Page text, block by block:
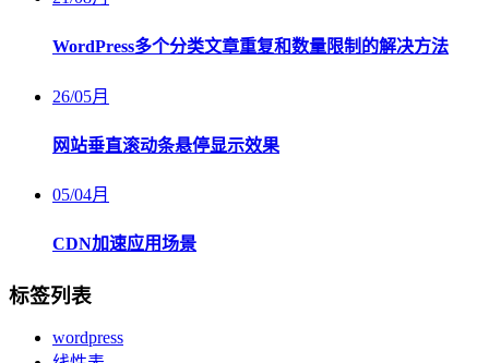
WordPress多个分类文章重复和数量限制的解决方法
26/05月
网站垂直滚动条悬停显示效果
05/04月
CDN加速应用场景
标签列表
wordpress